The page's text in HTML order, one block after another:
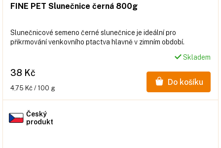
FINE PET Slunečnice černá 800g
38 Kč
Měrná
4,75 Kč / 100 g
Do košíku
Slunečnicové semeno černé slunečnice je ideální pro
přikrmování venkovního ptactva hlavně v zimním období.
Skladem
Český
produkt